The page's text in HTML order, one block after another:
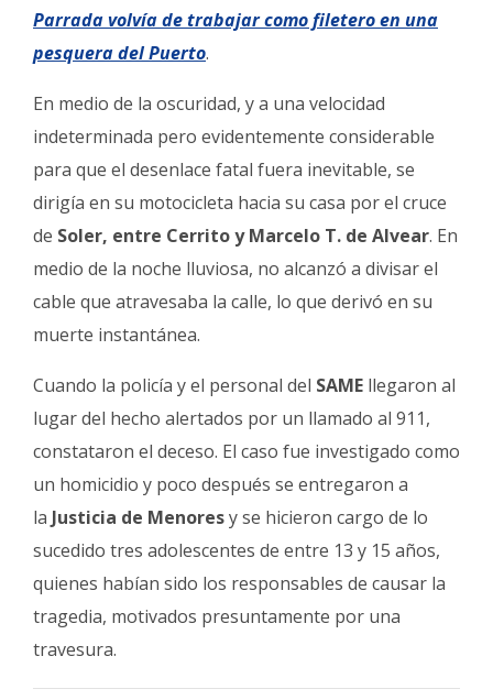
Parrada volvía de trabajar como filetero en una
pesquera del Puerto.
En medio de la oscuridad, y a una velocidad
indeterminada pero evidentemente considerable
para que el desenlace fatal fuera inevitable, se
dirigía en su motocicleta hacia su casa por el cruce
de Soler, entre Cerrito y Marcelo T. de Alvear. En
medio de la noche lluviosa, no alcanzó a divisar el
cable que atravesaba la calle, lo que derivó en su
muerte instantánea.
Cuando la policía y el personal del SAME llegaron al
lugar del hecho alertados por un llamado al 911,
constataron el deceso. El caso fue investigado como
un homicidio y poco después se entregaron a
la Justicia de Menoresy se hicieron cargo de lo
sucedido tres adolescentes de entre 13 y 15 años,
quienes habían sido los responsables de causar la
tragedia, motivados presuntamente por una
travesura.